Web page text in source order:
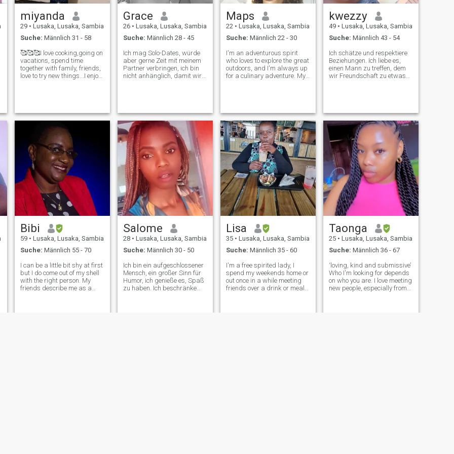
miyanda
29 • Lusaka, Lusaka, Sambia
Suche: Männlich 31 - 58
🥰🥰🥰I love cooking,going on
vacations, spend time
together with family, friends,
love to try new things...I enjoy
especially for cooking and fa
Grace
26 • Lusaka, Lusaka, Sambia
Suche: Männlich 28 - 45
Ich mag Solo-Dates, würde
aber gerne Zeit mit meinem
Partner verbringen, ich bin
nicht anhänglich, damit wir
wunderschönes Gefühl. Ich
bin sehr ehrlich, deshalb
halte ich mich nicht zurück,
was ich fühle, aber ich bin
auch einfühlsam gegenüber
anderen Menschen
Maps
22 • Lusaka, Lusaka, Sambia
Suche: Männlich 22 - 30
I'm an adventurous spirit
who loves to explore the great
outdoors, and I'm always up
for a culinary adventure. My
shares my passions and
can keep
kwezzy
49 • Lusaka, Lusaka, Sambia
Suche: Männlich 43 - 54
Ich schätze und respektiere
Beziehungen. Ich liebe es,
einen Mann zu treffen, dem
wir Freundschaft zu etwas
lebenswichtig für eine
Beziehung schätzt. Ich liebe
Spaziergänge, koche, tanze
und höre Musik.
Bibi
59 • Lusaka, Lusaka, Sambia
Suche: Männlich 55 - 70
I can be a little bit shy at first
but I do come out of my shell
with the right person. My
friends describe me as a
Salome
28 • Lusaka, Lusaka, Sambia
Suche: Männlich 30 - 50
Ich bin ein aufgeschlossener
Mensch, ein großer Sinn für
Humor, ich genieße es, Spaß
zu haben. Ich beschränke
Lisa
35 • Lusaka, Lusaka, Sambia
Suche: Männlich 35 - 60
I'm a free spirited lady, I
spend my weekends home or
out once in a while meeting
friends over a drink or meal. I
Taonga
25 • Lusaka, Lusaka, Sambia
Suche: Männlich 36 - 67
‘loving, kind and submissive’
Who I'm looking for depends
on who you are. I love meeting
new people, especially from